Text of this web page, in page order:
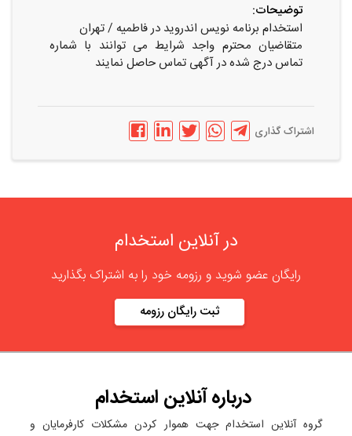
توضیحات:
استخدام برنامه نویس اندروید در فاطمیه / تهران
متقاضیان محترم واجد شرایط می توانند با شماره
تماس درج شده در آگهی تماس حاصل نمایند
اشتراک گذاری
در آنلاین استخدام
رایگان عضو شوید و رزومه خود را به اشتراک بگذارید
ثبت رایگان رزومه
دربارهآنلاین استخدام
گروه آنلاین استخدام جهت هموار کردن مشکلات کارفرمایان و